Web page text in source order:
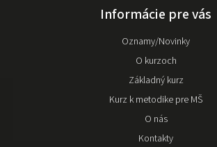
Informácie pre vás
Oznamy/Novinky
O kurzoch
Základný kurz
Kurz k metodike pre MŠ
O nás
Kontakty